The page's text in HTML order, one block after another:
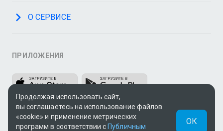
О СЕРВИСЕ
ПРИЛОЖЕНИЯ
Продолжая использовать сайт,
вы соглашаетесь на использование файлов
«cookie» и применение метрических
программ в соответствии с Публичным
ОК